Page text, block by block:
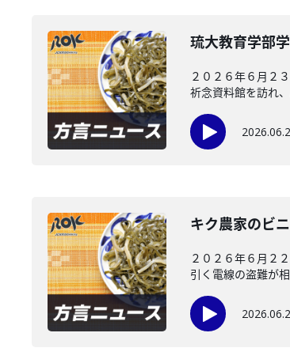
琉大教育学部
２０２６年６月２
祈念資料館を訪れ
キク農家のビ
２０２６年６月２
引く電線の盗難が